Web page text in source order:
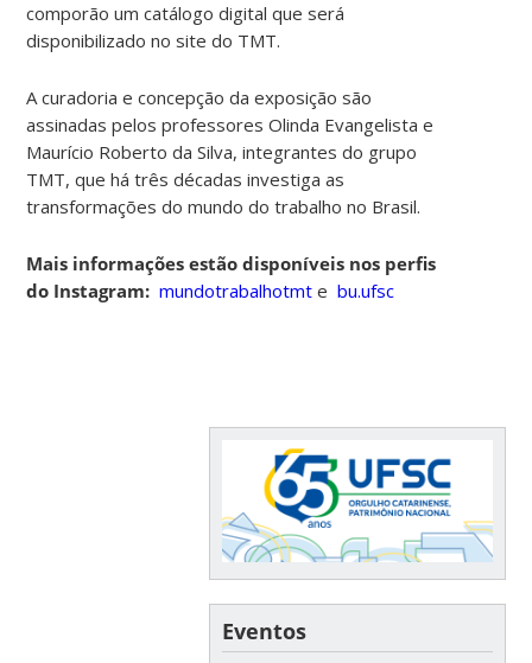
comporão um catálogo digital que será
disponibilizado no site do TMT.
A curadoria e concepção da exposição são
assinadas pelos professores Olinda Evangelista e
Maurício Roberto da Silva, integrantes do grupo
TMT, que há três décadas investiga as
transformações do mundo do trabalho no Brasil.
Mais informações estão disponíveis nos perfis
do Instagram: mundotrabalhotmt ebu.ufsc
Eventos